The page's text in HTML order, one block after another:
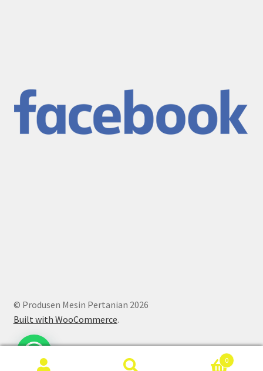
© Produsen Mesin Pertanian 2026
Built with WooCommerce.
0